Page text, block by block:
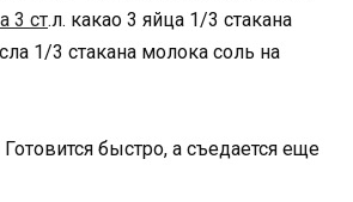
3 ст.л. какао 3 яйца 1/3 стакана
1/3 стакана молока соль на
быстро, а съедается еще